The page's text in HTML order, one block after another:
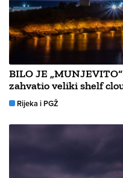
BILO JE
zahvatio veliki shelf
Rijeka i PGŽ